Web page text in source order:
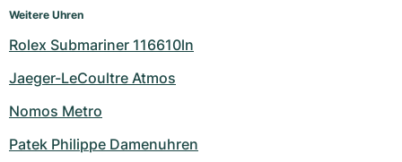
Weitere Uhren
Rolex Submariner 116610ln
Jaeger-LeCoultre Atmos
Nomos Metro
Patek Philippe Damenuhren